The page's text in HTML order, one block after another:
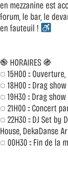
en mezzanine est
forum, le bar, le
en fauteuil !
֎ HORAIRES ֍
◌ 15H00 ::
◌ 18H00 :: Drag
◌ 19H30 :: Drag
◌ 21H00 :: Concert
◌ 22H30 :: DJ Set by
House, DekaDanse
◌ 00H30 :: Fin de la